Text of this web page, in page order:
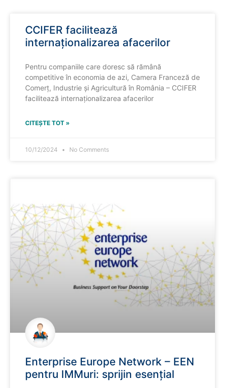
CCIFER facilitează
internaționalizarea afacerilor
Pentru companiile care doresc să rămână
competitive în economia de azi, Camera Franceză de
Comerț, Industrie și Agricultură în România – CCIFER
facilitează internaționalizarea afacerilor
CITEȘTE TOT »
10/12/2024 No Comments
Enterprise Europe Network – EEN
pentru IMMuri: sprijin esențial